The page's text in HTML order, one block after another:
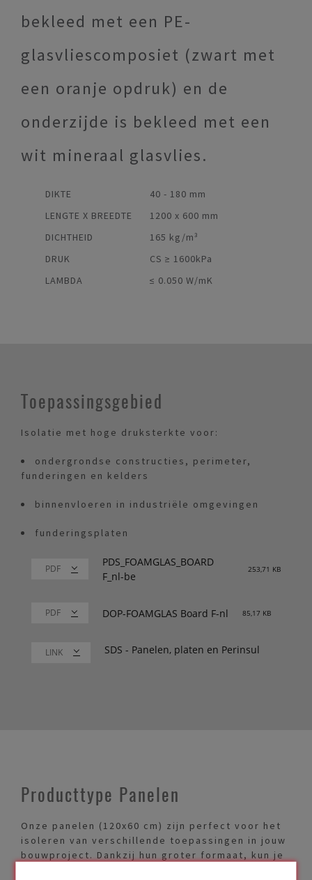
bekleed met een PE-
glasvliescomposiet (zwart met
een oranje opdruk) en de
onderzijde is bekleed met een
wit mineraal glasvlies.
DIKTE
40 - 180 mm
LENGTE X BREEDTE
1200 x 600 mm
DICHTHEID
165 kg/m³
DRUK
CS ≥ 1600kPa
LAMBDA
≤ 0.050 W/mK
Toepassingsgebied
Isolatie met hoge druksterkte voor:
ondergrondse constructies, perimeter,
funderingen en kelders
binnenvloeren in industriële omgevingen
funderingsplaten
PDS_FOAMGLAS_BOARD
F_nl-be
253,71 KB
DOP-FOAMGLAS Board F-nl 85,17 KB
LINK SDS - Panelen, platen en Perinsul
Producttype Panelen
Onze panelen (120x60 cm) zijn perfect voor het
isoleren van verschillende toepassingen in jouw
bouwproject. Dankzij hun groter formaat, kun je